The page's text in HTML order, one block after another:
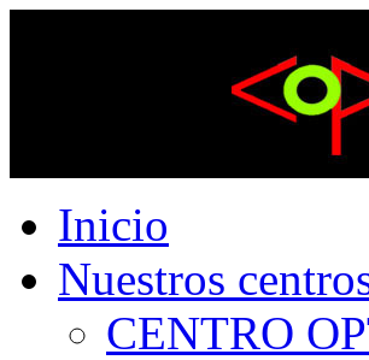
Inicio
Nuestros
CENTRO